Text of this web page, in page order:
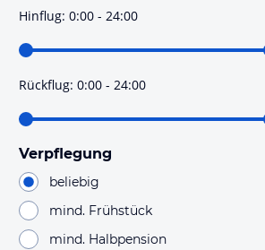
hoher Wahrscheinlichkeit Direktflüge sind. Bitte
prüfe vor der Buchung noch einmal die Flugdetails.
Hinflug: 0:00 - 24:00
Rückflug: 0:00 - 24:00
Verpflegung
beliebig
mind. Frühstück
mind. Halbpension